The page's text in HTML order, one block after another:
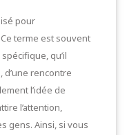
pour
terme est souvent
qu’il
d’une rencontre
l’idée de
l’attention,
gens. Ainsi, si vous